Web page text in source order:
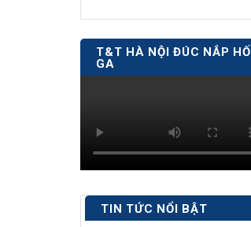
T&T HÀ NỘI ĐÚC NẮP HỐ
GA
TIN TỨC NỔI BẬT